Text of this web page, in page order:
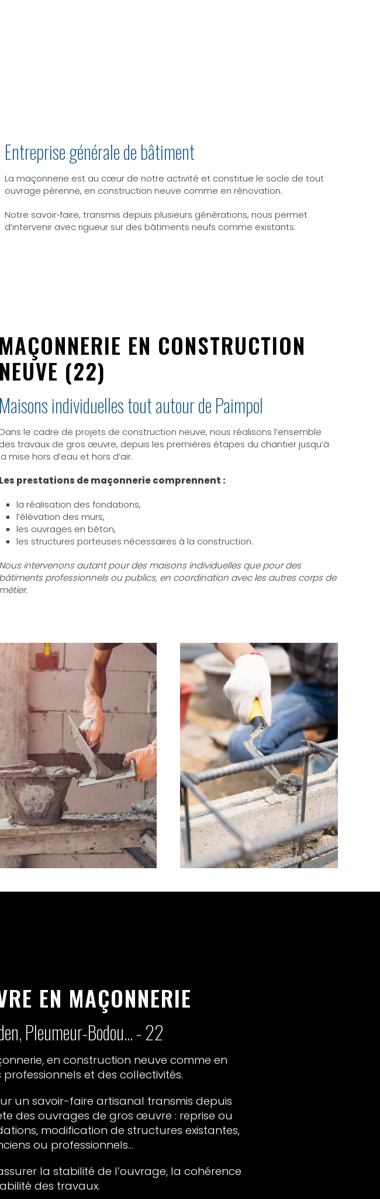
Entreprise générale de bâtiment
La maçonnerie est au cœur de notre activité et constitue le socle de tout
ouvrage pérenne, en construction neuve comme en rénovation.
Notre savoir‑faire, transmis depuis plusieurs générations, nous permet
d’intervenir avec rigueur sur des bâtiments neufs comme existants.
MAÇONNERIE EN CONSTRUCTION
NEUVE (22)
Maisons individuelles tout autour de Paimpol
le cadre de projets de construction neuve, nous réalisons l’ensemble
des travaux de gros œuvre, depuis les premières étapes du chantier jusqu’à
mise hors d’eau et hors d’air.
Les prestations de maçonnerie comprennent :
la réalisation des fondations,
l’élévation des murs,
les ouvrages en béton,
les structures porteuses nécessaires à la construction.
Nous intervenons autant pour des maisons individuelles que pour des
bâtiments professionnels ou publics, en coordination avec les autres corps de
métier.
EN MAÇONNERIE
Pleumeur-Bodou... - 22
en construction neuve comme en
et des collectivités.
un savoir-faire artisanal transmis depuis
des ouvrages de gros œuvre : reprise ou
modification de structures existantes,
ou professionnels...
la stabilité de l’ouvrage, la cohérence
des travaux.